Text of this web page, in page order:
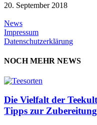
20. September 2018
News
Impressum
Datenschutzerklärung
NOCH MEHR NEWS
Die Vielfalt der
Tipps zur